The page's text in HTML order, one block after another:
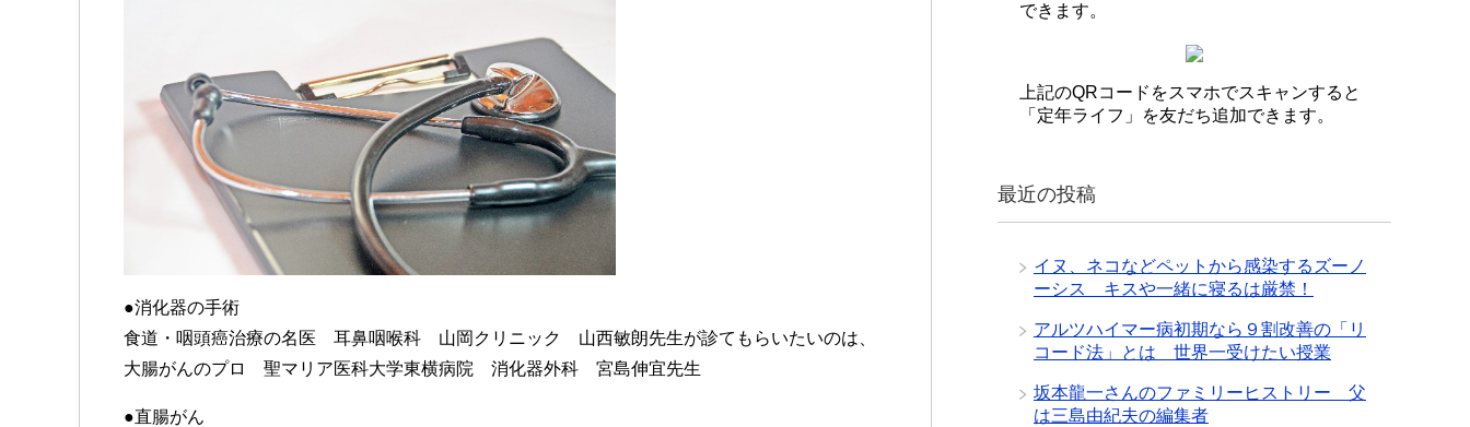
●消化器の手術
食道・咽頭癌治療の名医 耳鼻咽喉科 山岡クリニック 山西敏朗先生が診てもらいたいのは、
大腸がんのプロ 聖マリア医科大学東横病院 消化器外科 宮島伸宜先生
●直腸がん
できます。
上記のQRコードをスマホでスキャンすると
「定年ライフ」を友だち追加できます。
最近の投稿
イヌ、ネコなどペットから感染するズーノ
ーシス キスや一緒に寝るは厳禁！
アルツハイマー病初期なら９割改善の「リ
コード法」とは 世界一受けたい授業
坂本龍一さんのファミリーヒストリー 父
は三島由紀夫の編集者